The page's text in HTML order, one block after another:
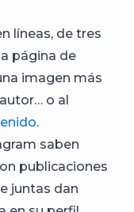
líneas, de tres
página de
imagen más
o al
.
saben
publicaciones
juntas dan